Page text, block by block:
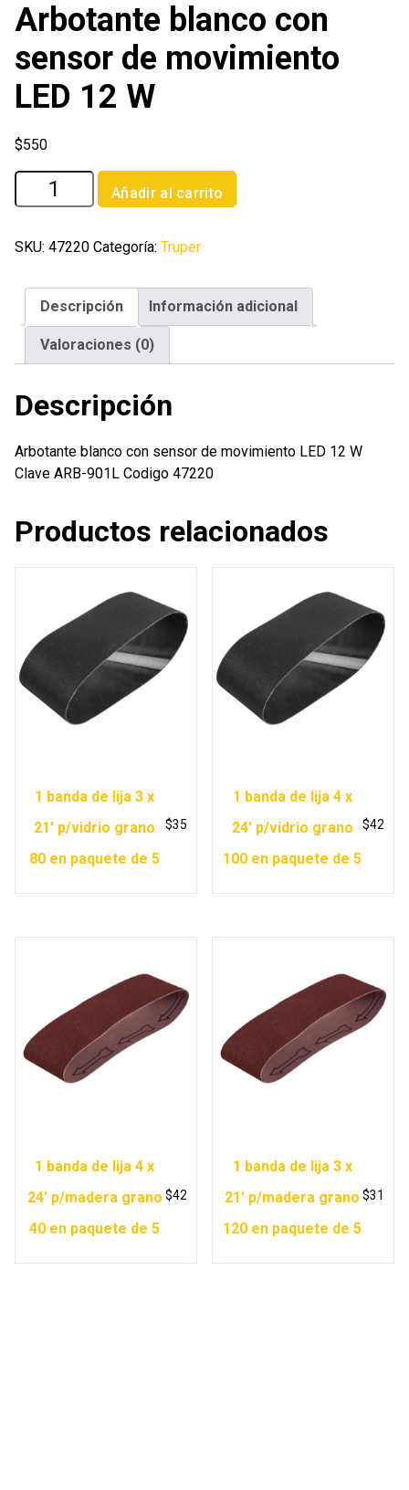
Arbotante blanco con
sensor de movimiento
LED 12 W
$550
Arbotante
blanco
sensor
movimiento
12
Añadir al carrito
SKU: 47220 Categoría: Truper
Descripción Información adicional
Valoraciones (0)
Descripción
Arbotante blanco con sensor de movimiento LED 12 W
Clave ARB-901L Codigo 47220
Productos relacionados
1 banda de lija 3 x
21′ p/vidrio grano
80 en paquete de 5
$35
1 banda de lija 4 x
24′ p/vidrio grano
100 en paquete de 5
$42
1 banda de lija 4 x
24′ p/madera grano
40 en paquete de 5
$42
1 banda de lija 3 x
21′ p/madera grano
120 en paquete de 5
$31